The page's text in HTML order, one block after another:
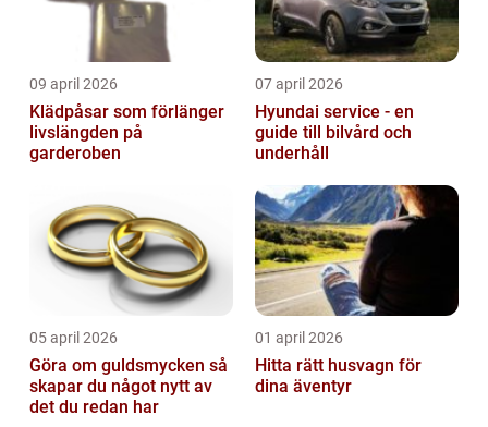
09 april 2026
Klädpåsar som förlänger
livslängden på
garderoben
07 april 2026
Hyundai service - en
guide till bilvård och
underhåll
05 april 2026
Göra om guldsmycken så
skapar du något nytt av
det du redan har
01 april 2026
Hitta rätt husvagn för
dina äventyr